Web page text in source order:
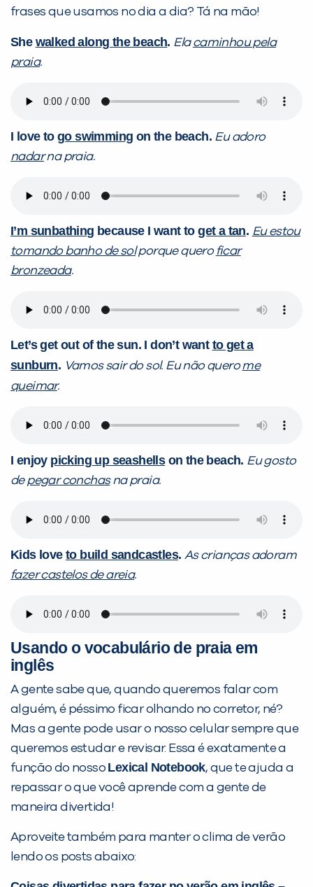
frases que usamos no dia a dia? Tá na mão!
She walked along the beach. Elacaminhou pela
praia.
I love togo swimming on the beach. Eu adoro
nadarna praia.
I’m sunbathing because I want toget a tan. Eu estou
tomando banho de solporque quero ficar
bronzeada.
Let’s get out of the sun. I don’t want to get a
sunburn. Vamos sair do sol. Eu não querome
queimar.
I enjoy picking up seashellson the beach. Eu gosto
depegar conchasna praia.
Kids loveto build sandcastles. As crianças adoram
fazer castelos de areia.
Usando o vocabulário de praia em
inglês
A gente sabe que, quando queremos falar com
alguém, é péssimo ficar olhando no corretor, né?
Mas a gente pode usar o nosso celular sempre que
queremos estudar e revisar. Essa é exatamente a
função do nosso Lexical Notebook, que te ajuda a
repassar o que você aprende com a gente de
maneira divertida!
Aproveite também para manter o clima de verão
lendo os posts abaixo: